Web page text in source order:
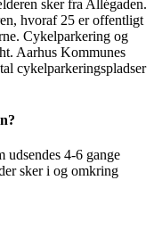
sker fra Allégaden.
hvoraf 25 er offentligt
Cykelparkering og
Aarhus Kommunes
cykelparkeringspladser
udsendes 4-6 gange
sker i og omkring